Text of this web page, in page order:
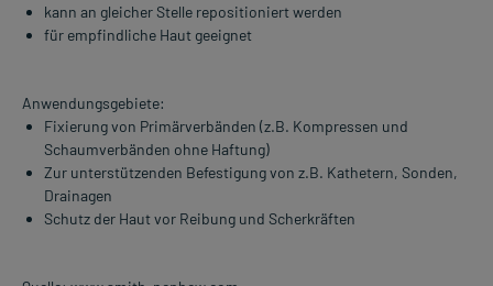
kann an gleicher Stelle repositioniert werden
für empfindliche Haut geeignet
Anwendungsgebiete:
Fixierung von Primärverbänden (z.B. Kompressen und
Schaumverbänden ohne Haftung)
Zur unterstützenden Befestigung von z.B. Kathetern, Sonden,
Drainagen
Schutz der Haut vor Reibung und Scherkräften